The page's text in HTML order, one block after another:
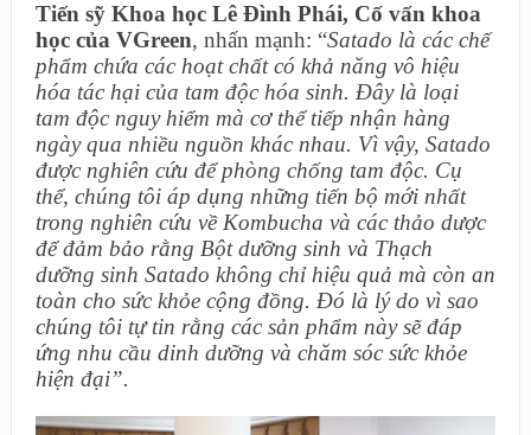
Tiến sỹ Khoa học Lê Đình Phái, Cố vấn khoa
học của VGreen, nhấn mạnh: “Satado là các chế
phẩm chứa các hoạt chất có khả năng vô hiệu
hóa tác hại của tam độc hóa sinh. Đây là loại
tam độc nguy hiểm mà cơ thể tiếp nhận hàng
ngày qua nhiều nguồn khác nhau. Vì vậy, Satado
được nghiên cứu để phòng chống tam độc. Cụ
thể, chúng tôi áp dụng những tiến bộ mới nhất
trong nghiên cứu về Kombucha và các thảo dược
để đảm bảo rằng Bột dưỡng sinh và Thạch
dưỡng sinh Satado không chỉ hiệu quả mà còn an
toàn cho sức khỏe cộng đồng. Đó là lý do vì sao
chúng tôi tự tin rằng các sản phẩm này sẽ đáp
ứng nhu cầu dinh dưỡng và chăm sóc sức khỏe
hiện đại”.